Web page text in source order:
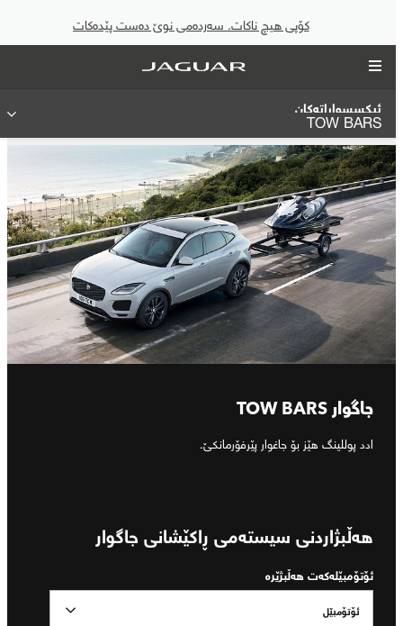
کۆپی هیچ ناکات. سەردەمی نوێ دەست پێدەکات
ئیکسسواراتەکان
TOW BARS
جاگوار TOW BARS
ادد پوللینگ هێز بۆ جاغوار پێرفۆرمانکێ.
هەڵبژاردنی سیستەمی ڕاکێشانی جاگوار
ئۆتۆمبێلەکەت هەڵبژێرە
ئۆتۆمبێل